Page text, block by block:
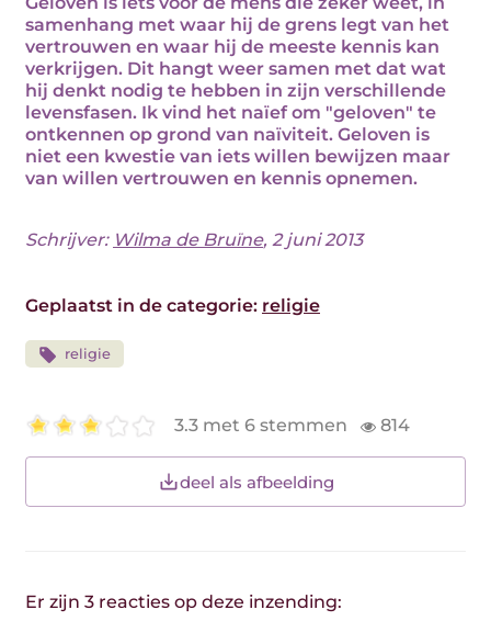
samenhang met waar hij de grens legt van het
vertrouwen en waar hij de meeste kennis kan
verkrijgen. Dit hangt weer samen met dat wat
hij denkt nodig te hebben in zijn verschillende
levensfasen. Ik vind het naïef om "geloven" te
ontkennen op grond van naïviteit. Geloven is
niet een kwestie van iets willen bewijzen maar
van willen vertrouwen en kennis opnemen.
Schrijver: Wilma de Bruïne, 2 juni 2013
Geplaatst in de categorie: religie
religie
3.3 met 6 stemmen 814
deel als afbeelding
Er zijn 3 reacties op deze inzending: